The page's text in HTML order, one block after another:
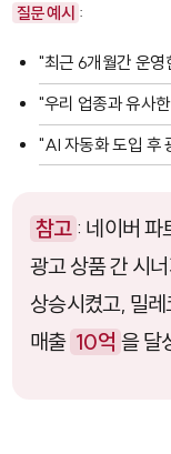
질문 예시 :
"최근 6개월간 운영
"우리 업종과 유사
"AI 자동화 도입 후
참고 : 네이버 파
광고 상품 간 시
상승시켰고, 밀
매출 10억 을 달